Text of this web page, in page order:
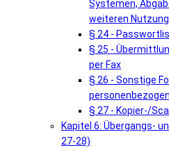
Systemen,
weiteren Nutzung
§ 24 -
§ 25 -
per Fax
§ 26 - Sonstige
§ 27 - Kopier-/
Kapitel 6: Übergangs-
27-28)